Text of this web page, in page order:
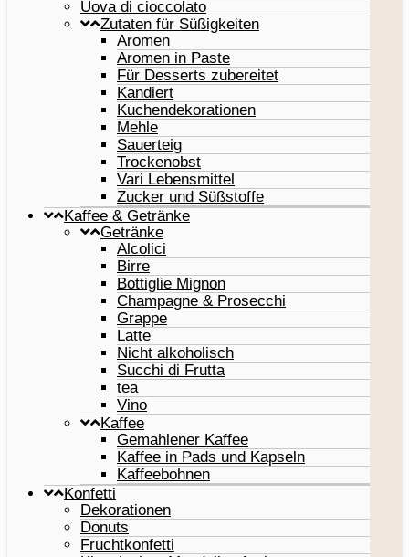
Uova di cioccolato
Zutaten für Süßigkeiten
Aromen
Aromen in Paste
Für Desserts zubereitet
Kandiert
Kuchendekorationen
Mehle
Sauerteig
Trockenobst
Vari Lebensmittel
Zucker und Süßstoffe
Kaffee & Getränke
Getränke
Alcolici
Birre
Bottiglie Mignon
Champagne & Prosecchi
Grappe
Latte
Nicht alkoholisch
Succhi di Frutta
tea
Vino
Kaffee
Gemahlener Kaffee
Kaffee in Pads und Kapseln
Kaffeebohnen
Konfetti
Dekorationen
Donuts
Fruchtkonfetti